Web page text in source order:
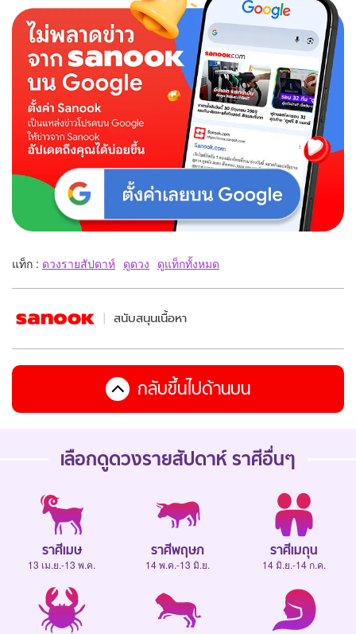
แท็ก : ดวงรายสัปดาห์ ดูดวง ดูแท็กทั้งหมด
สนับสนุนเนื้อหา
กลับขึ้นไปด้านบน
เลือกดูดวงรายสัปดาห์ ราศีอื่นๆ
ราศีเมษ
13 เม.ย.-13 พ.ค.
ราศีพฤษภ
14 พ.ค.-13 มิ.ย.
ราศีเมถุน
14 มิ.ย.-14 ก.ค.